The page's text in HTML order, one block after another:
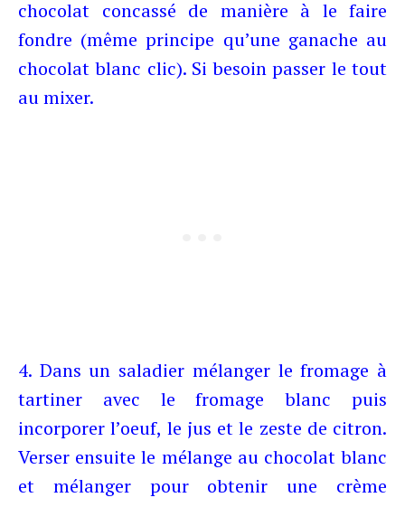
chocolat concassé de manière à le faire
fondre (même principe qu’une ganache au
chocolat blanc clic). Si besoin passer le tout
au mixer.
4. Dans un saladier mélanger le fromage à
tartiner avec le fromage blanc puis
incorporer l’oeuf, le jus et le zeste de citron.
Verser ensuite le mélange au chocolat blanc
et mélanger pour obtenir une crème